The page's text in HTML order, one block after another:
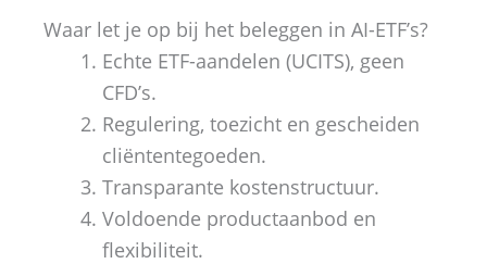
Waar let je op bij het beleggen in AI-ETF’s?
Echte ETF-aandelen (UCITS), geen
CFD’s.
Regulering, toezicht en gescheiden
cliëntentegoeden.
Transparante kostenstructuur.
Voldoende productaanbod en
flexibiliteit.